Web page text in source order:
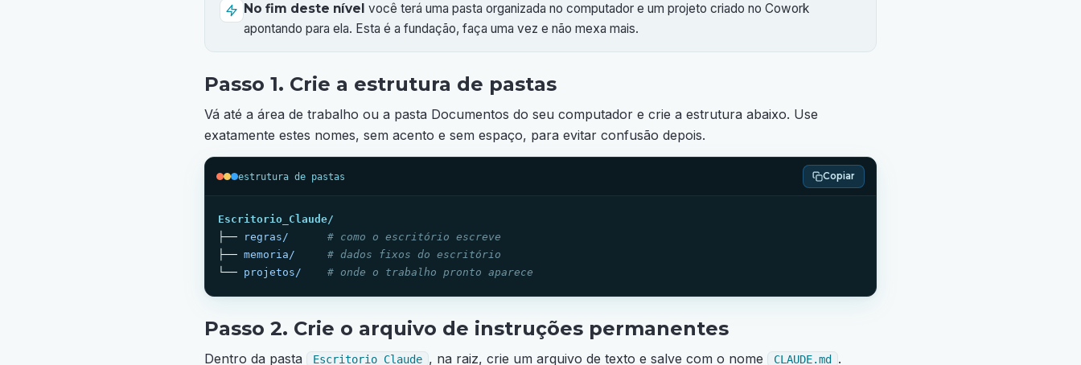
No fim deste nível você terá uma pasta organizada no computador e um projeto criado no Cowork
apontando para ela. Esta é a fundação, faça uma vez e não mexa mais.
Passo 1. Crie a estrutura de pastas
Vá até a área de trabalho ou a pasta Documentos do seu computador e crie a estrutura abaixo. Use
exatamente estes nomes, sem acento e sem espaço, para evitar confusão depois.
estrutura de pastas Copiar
Escritorio_Claude/
├──
regras/
# como o escritório escreve
├── memoria/
# dados fixos do escritório
└── projetos/ # onde o trabalho pronto aparece
Passo 2. Crie o arquivo de instruções permanentes
Dentro da pasta Escritorio_Claude , na raiz, crie um arquivo de texto e salve com o nome CLAUDE.md .